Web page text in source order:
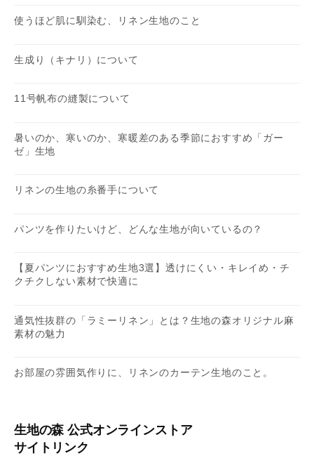
使うほど肌に馴染む、リネン生地のこと
生成り（キナリ）について
11号帆布の縫製について
暑いのか、寒いのか、寒暖差のある季節におすすめ「ガー
ゼ」生地
リネンの生地の糸番手について
パンツを作りたいけど、どんな生地が向いているの？
【夏パンツにおすすめ生地3選】透けにくい・キレイめ・チ
クチクしない素材で快適に
通気性抜群の「ラミーリネン」とは？生地の森オリジナル麻
素材の魅力
お部屋の雰囲気作りに、リネンのカーテン生地のこと。
生地の森 公式オンラインストア
サイトリンク